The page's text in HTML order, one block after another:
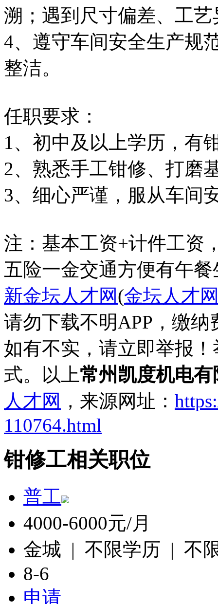
溯；遇到尺寸偏差、工
4、遵守车间安全生产规
整洁。
任职要求：
1、初中及以上学历，有
2、熟悉手工钳修、打磨
3、细心严谨，服从车间
五险一金交通方便有午餐
新金坛人才网(金坛人才
请勿下载不明APP，缴
如有不实，请立即举报
式。以上常州凯度机电
人才网 ，来源网址：
110764.html
钳修工相关职位
普工
4000-6000元/月
金城 | 不限学历 | 不
8-6
申请